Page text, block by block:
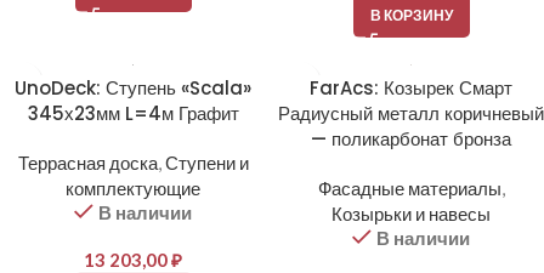
В КОРЗИНУ
UnoDeck: Ступень «Scala»
345х23мм L=4м Графит
Террасная доска,Ступени и
комплектующие
В наличии
13 203,00₽
FarAcs: Козырек Смарт
Радиусный металл коричневый
— поликарбонат бронза
Фасадные материалы,
Козырьки и навесы
В наличии